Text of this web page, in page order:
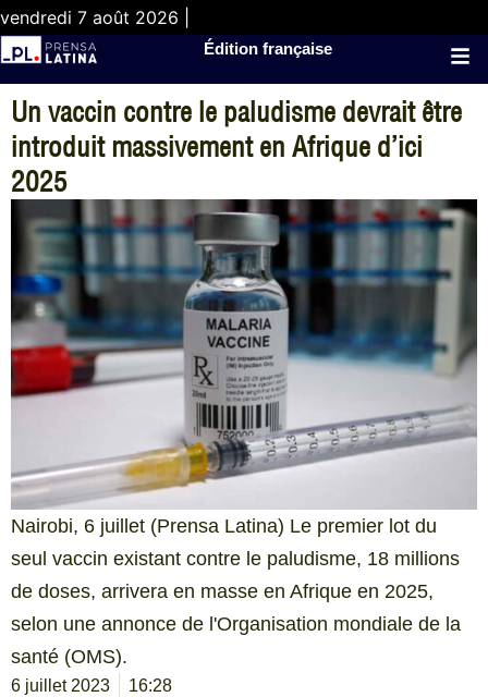
vendredi 7 août 2026 |
Édition française
Un vaccin contre le paludisme devrait être
introduit massivement en Afrique d’ici
2025
Nairobi, 6 juillet (Prensa Latina) Le premier lot du
seul vaccin existant contre le paludisme, 18 millions
de doses, arrivera en masse en Afrique en 2025,
selon une annonce de l'Organisation mondiale de la
santé (OMS).
6 juillet 2023 16:28